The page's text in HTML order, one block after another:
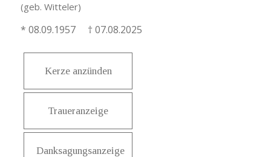
(geb. Witteler)
* 08.09.1957 † 07.08.2025
Kerze anzünden
Traueranzeige
Danksagungsanzeige